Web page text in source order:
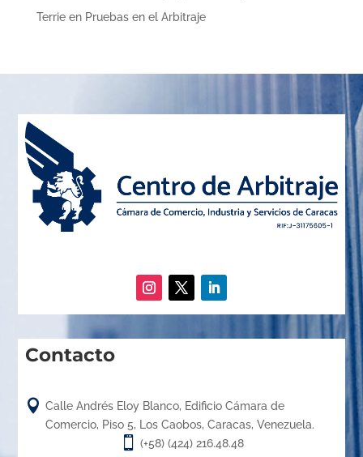
Terrieen Pruebas en el Arbitraje
Contacto
 Calle Andrés Eloy Blanco, Edificio Cámara de
Comercio, Piso 5, Los Caobos, Caracas, Venezuela.
 (+58) (424) 216.48.48